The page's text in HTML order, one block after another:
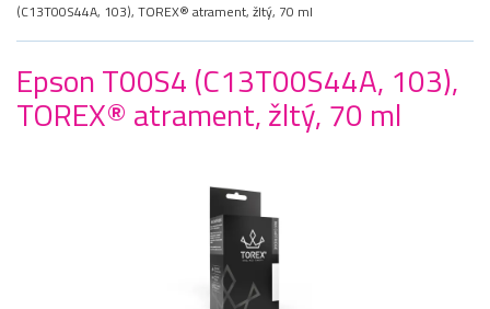
(C13T00S44A, 103), TOREX® atrament, žltý, 70 ml
Epson T00S4 (C13T00S44A, 103),
TOREX® atrament, žltý, 70 ml